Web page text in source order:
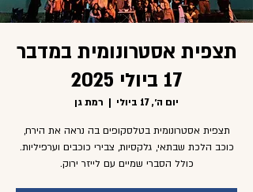
תצפית אסטרונומית במדבר
17 ביולי 2025
יום ה׳, 17 ביולי
  |
רמת גן
תצפית אסטרונומית בטלסקופים בה נראה את הירח,
כוכב הלכת שבתאי, גלקסיות, צבירי כוכבים וערפיליות.
כולל הסברי שמיים עם לייזר ירוק.